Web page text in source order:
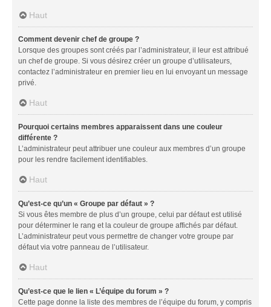
Haut
Comment devenir chef de groupe ?
Lorsque des groupes sont créés par l’administrateur, il leur est attribué
un chef de groupe. Si vous désirez créer un groupe d’utilisateurs,
contactez l’administrateur en premier lieu en lui envoyant un message
privé.
Haut
Pourquoi certains membres apparaissent dans une couleur
différente ?
L’administrateur peut attribuer une couleur aux membres d’un groupe
pour les rendre facilement identifiables.
Haut
Qu’est-ce qu’un « Groupe par défaut » ?
Si vous êtes membre de plus d’un groupe, celui par défaut est utilisé
pour déterminer le rang et la couleur de groupe affichés par défaut.
L’administrateur peut vous permettre de changer votre groupe par
défaut via votre panneau de l’utilisateur.
Haut
Qu’est-ce que le lien « L’équipe du forum » ?
Cette page donne la liste des membres de l’équipe du forum, y compris